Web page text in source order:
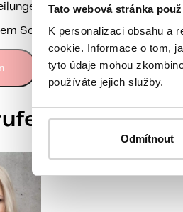
Tato webová stránka
K personalizaci obsahu a
cookie. Informace o tom,
tyto údaje mohou
používáte jejich služby.
Odmítnout
werden mit SSL
Schutz personenbezogener
Sie eine